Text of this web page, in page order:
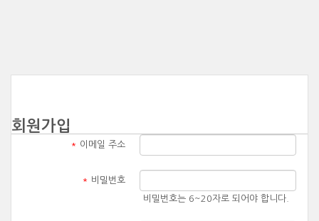
회원가입
* 이메일 주소
* 비밀번호
비밀번호는 6~20자로 되어야 합니다.